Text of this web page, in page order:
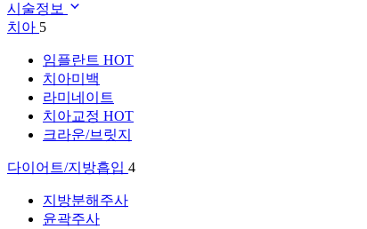
시술정보
치아 5
임플란트 HOT
치아미백
라미네이트
치아교정 HOT
크라운/브릿지
다이어트/지방흡입 4
지방분해주사
윤곽주사